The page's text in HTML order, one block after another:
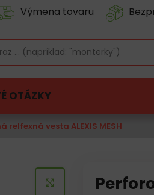
Výmena tovaru
OTÁZKY
relfexná vesta ALEXIS MESH
KLIKNITE PRE